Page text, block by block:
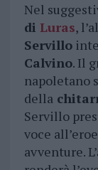
Nel
di Luras,
Servillo
Calvino. Il
napoletano
della
Servillo
voce
avventure.